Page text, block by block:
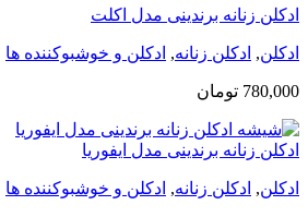
ادکلن زنانه برندینی مدل اکلت
ادکلن, ادکلن زنانه, ادکلن و خوشبوکننده ها
780,000 تومان
ادکلن زنانه برندینی مدل ایفوریا
ادکلن, ادکلن زنانه, ادکلن و خوشبوکننده ها